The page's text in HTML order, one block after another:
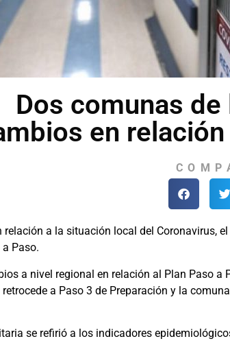
Dos comunas
en
relación a la situación local del Coronavirus,
Paso.
a nivel regional en relación al Plan Paso
a Paso 3 de Preparación y la
se refirió a los indicadores